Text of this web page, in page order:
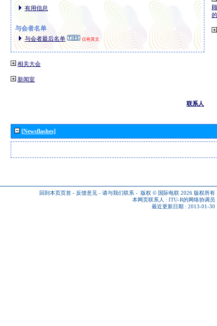
有用信息
与会者名单
与会者最后名单 仅有英文
相关大会
新闻室
联系人
[Newsflashes]
回到本页页首 - 反馈意见 - 请与我们联系 - 版权 © 国际电联 2026 版权所有
本网页联系人 : ITU-R的网络协调员
最近更新日期 : 2013-01-30